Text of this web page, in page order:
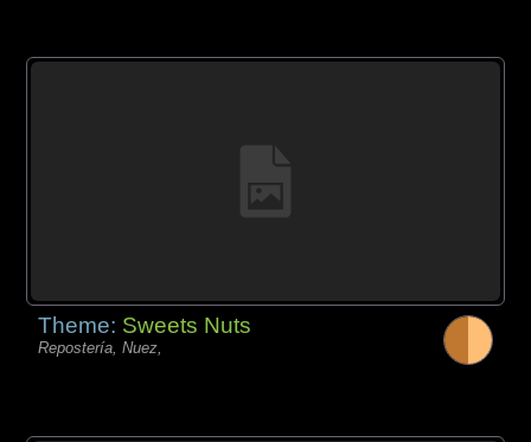
Theme: Sweets Nuts
Repostería, Nuez,